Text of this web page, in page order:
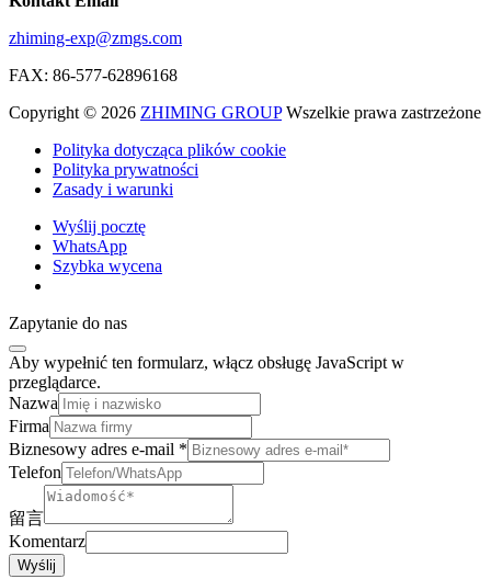
zhiming-exp@zmgs.com
FAX: 86-577-62896168
Copyright © 2026 ZHIMING GROUPWszelkie prawa zastrzeżone
Polityka dotycząca plików cookie
Polityka prywatności
Zasady i warunki
Wyślij pocztę
WhatsApp
Szybka wycena
Zapytanie do nas
Aby wypełnić ten formularz, włącz obsługę JavaScript w
przeglądarce.
Nazwa
Firma
Biznesowy adres e-mail *
Telefon
留言
Komentarz
Wyślij